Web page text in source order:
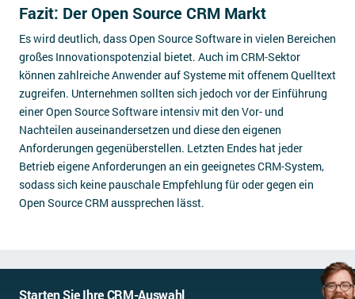
Fazit: Der Open Source CRM Markt
Es wird deutlich, dass Open Source Software in vielen Bereichen
großes Innovationspotenzial bietet. Auch im CRM-Sektor
können zahlreiche Anwender auf Systeme mit offenem Quelltext
zugreifen. Unternehmen sollten sich jedoch vor der Einführung
einer Open Source Software intensiv mit den Vor- und
Nachteilen auseinandersetzen und diese den eigenen
Anforderungen gegenüberstellen. Letzten Endes hat jeder
Betrieb eigene Anforderungen an ein geeignetes CRM-System,
sodass sich keine pauschale Empfehlung für oder gegen ein
Open Source CRM aussprechen lässt.
Starten Sie Ihre CRM-Auswahl